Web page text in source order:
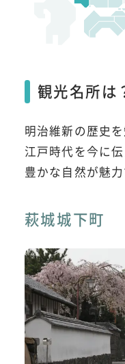
観光名所は
明治維新の歴史
江戸時代を今に
豊かな自然が魅力
萩城城下町